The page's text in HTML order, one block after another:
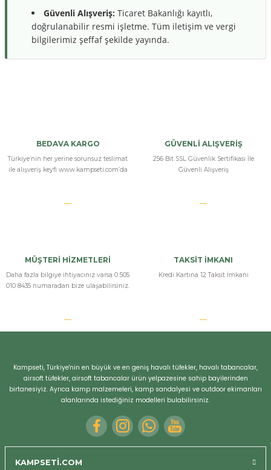
Güvenli Alışveriş: Ticaret Bakanlığı kayıtlı,
doğrulanabilir resmi işletme. Tüm iletişim ve vergi
bilgilerimiz şeffaf şekilde yayında.
BEDAVA KARGO
Türkiye’nin her yerine sorunsuz teslimat
ile alışveriş keyfi www.kampseti.com’da
GÜVENLİ ALIŞVERİŞ
256 Bit SSL Güvenlik Sertifikası İle
Güvenli Alışveriş
MÜŞTERİ HİZMETLERİ
Daha fazla bilgiye ihtiyacınız varsa 0 505
010 8435 numaradan bize ulaşabilirsiniz.
TAKSİT İMKANI
Kredi Kartına 12 Taksit İmkanı
Kampseti, Türkiye'nin en büyük ve en geniş havalı tüfekler, havalı tabancalar,
airsoft tüfekler, airsoft tabancalar ürün yelpazesine sahip bayilerinden
birtanesiyiz. Ayrıca kamp malzemeleri, kamp sandalyesi ve outdoor ekimanları
alanlarında istediğiniz modelleri bulabilirsiniz.
KAMPSETİ.COM